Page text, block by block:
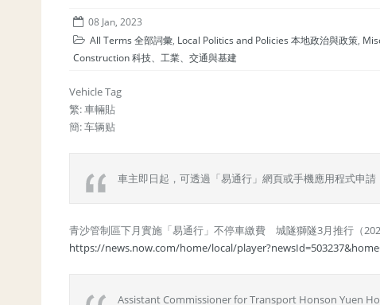
08 Jan, 2023
All Terms 全部詞彙, Local Politics and Policies 本地政治與政策,
Construction 科技、工業、交通與基建
Vehicle Tag
繁: 車輛貼
簡: 车辆贴
車主即日起，可透過「易通行」網頁或手機應用程式申請
青沙管制區下月實施「易通行」不停車繳費 城隧獅隧3月推行（
https://news.now.com/home/local/
Assistant Commissioner for Transport Honson Yuen